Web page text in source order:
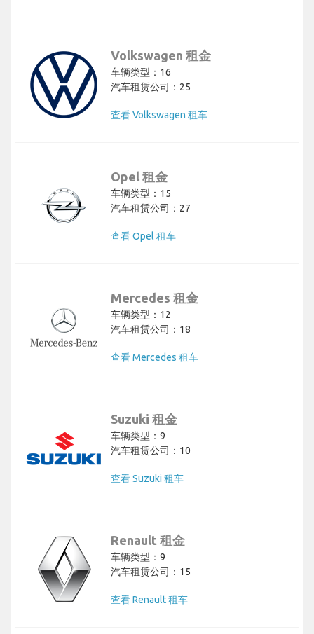
Volkswagen 租金
车辆类型：16
汽车租赁公司：25
查看 Volkswagen 租车
Opel 租金
车辆类型：15
汽车租赁公司：27
查看 Opel 租车
Mercedes 租金
车辆类型：12
汽车租赁公司：18
查看 Mercedes 租车
Suzuki 租金
车辆类型：9
汽车租赁公司：10
查看 Suzuki 租车
Renault 租金
车辆类型：9
汽车租赁公司：15
查看 Renault 租车